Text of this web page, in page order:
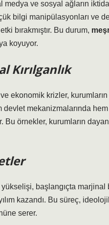
medya ve sosyal ağların
bilgi manipülasyonları ve
bırakmıştır. Bu durum,
koyuyor.
Kırılganlık
ekonomik krizler, kurumların
mekanizmalarında
Bu örnekler, kurumların
yükselişi, başlangıçta
kazandı. Bu süreç,
serer.